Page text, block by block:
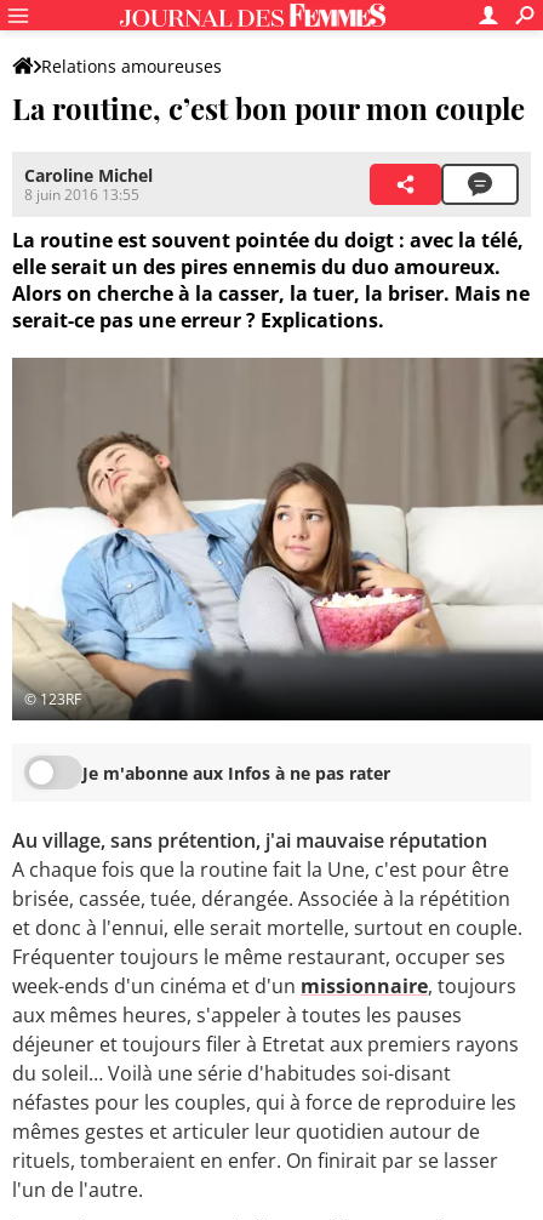
Relations amoureuses
La routine, c’est bon pour mon couple
Caroline Michel
8 juin 2016 13:55
La routine est souvent pointée du doigt : avec la télé,
elle serait un des pires ennemis du duo amoureux.
Alors on cherche à la casser, la tuer, la briser. Mais ne
serait-ce pas une erreur ? Explications.
© 123RF
Je m'abonne aux Infos à ne pas rater
Au village, sans prétention, j'ai mauvaise réputation
A chaque fois que la routine fait la Une, c'est pour être
brisée, cassée, tuée, dérangée. Associée à la répétition
et donc à l'ennui, elle serait mortelle, surtout en couple.
Fréquenter toujours le même restaurant, occuper ses
week-ends d'un cinéma et d'un missionnaire, toujours
aux mêmes heures, s'appeler à toutes les pauses
déjeuner et toujours filer à Etretat aux premiers rayons
du soleil… Voilà une série d'habitudes soi-disant
néfastes pour les couples, qui à force de reproduire les
mêmes gestes et articuler leur quotidien autour de
rituels, tomberaient en enfer. On finirait par se lasser
l'un de l'autre.